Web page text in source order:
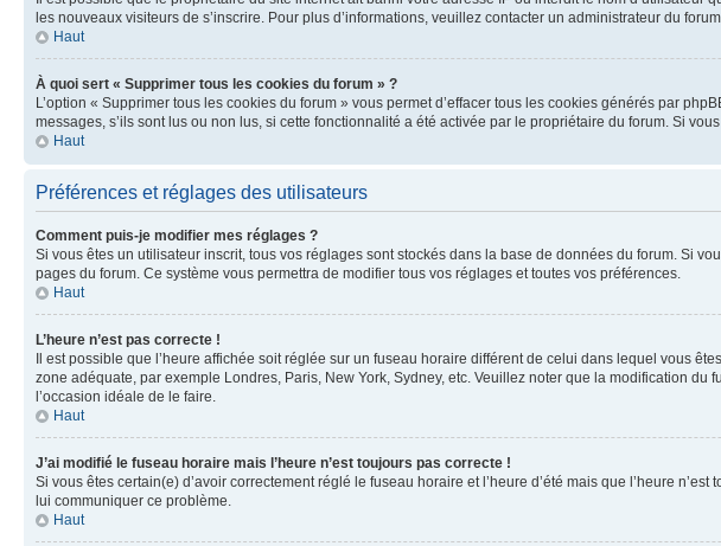
les nouveaux visiteurs de s’inscrire. Pour plus d’informations, veuillez contacter un administrateur du
Haut
À quoi sert « Supprimer tous les cookies du forum » ?
L’option « Supprimer tous les cookies du forum » vous permet d’effacer tous les cookies générés par
messages, s’ils sont lus ou non lus, si cette fonctionnalité a été activée par le propriétaire du forum. Si
Haut
Préférences et réglages des utilisateurs
Comment puis-je modifier mes réglages ?
Si vous êtes un utilisateur inscrit, tous vos réglages sont stockés dans la base de données du forum. Si
pages du forum. Ce système vous permettra de modifier tous vos réglages et toutes vos préférences.
Haut
L’heure n’est pas correcte !
Il est possible que l’heure affichée soit réglée sur un fuseau horaire différent de celui dans lequel vous
zone adéquate, par exemple Londres, Paris, New York, Sydney, etc. Veuillez noter que la modification du
l’occasion idéale de le faire.
Haut
J’ai modifié le fuseau horaire mais l’heure n’est toujours pas correcte !
Si vous êtes certain(e) d’avoir correctement réglé le fuseau horaire et l’heure d’été mais que l’heure
lui communiquer ce problème.
Haut